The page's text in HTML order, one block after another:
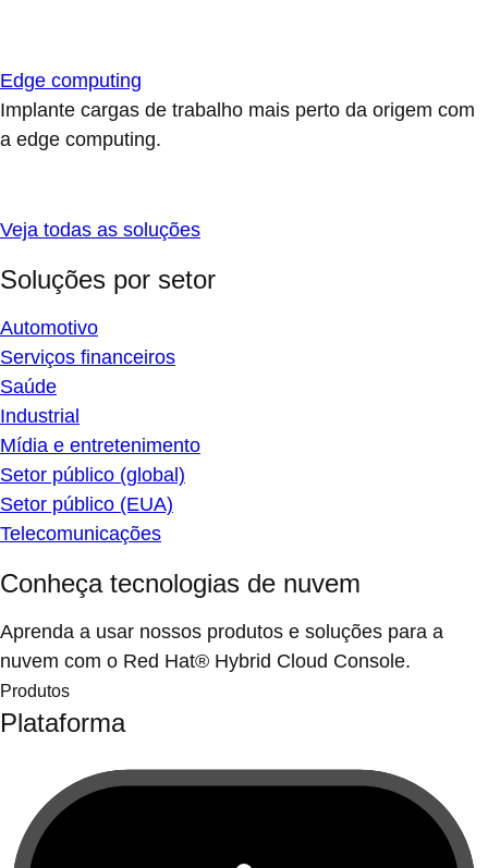
Edge computing
Implante cargas de trabalho mais perto da origem com
a edge computing.
Veja todas as soluções
Soluções por setor
Automotivo
Serviços financeiros
Saúde
Industrial
Mídia e entretenimento
Setor público (global)
Setor público (EUA)
Telecomunicações
Conheça tecnologias de nuvem
Aprenda a usar nossos produtos e soluções para a
nuvem com o Red Hat® Hybrid Cloud Console.
Produtos
Plataforma